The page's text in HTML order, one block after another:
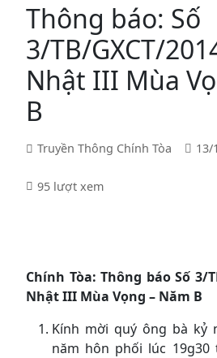
Thông báo: Số
3/TB/GXCT/
Nhật III Mùa
B
Truyền Thông Chính Tòa 13/
95 lượt xem
Chính Tòa: Thông báo Số 3/
Nhật III Mùa Vọng – Năm B
Kính mời quý ông bà kỷ
năm hôn phối lúc